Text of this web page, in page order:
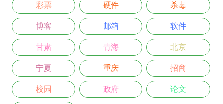
彩票 硬件 杀毒
博客 邮箱 软件
甘肃 青海 北京
宁夏 重庆 招商
校园 政府 论文